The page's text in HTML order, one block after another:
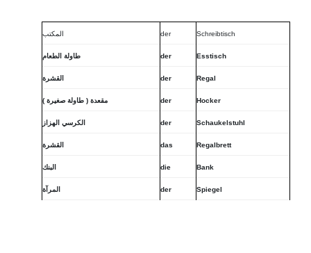
المكتب der Schreibtisch
طاولة الطعام der Esstisch
القشرة der Regal
مقعدة ( طاولة صغيرة ) der Hocker
الكرسي الهزاز der Schaukelstuhl
القشرة das Regalbrett
البنك die Bank
المرآة der Spiegel